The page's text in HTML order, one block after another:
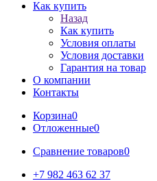
Как купить
Назад
Как купить
Условия оплаты
Условия доставки
Гарантия на товар
О компании
Контакты
Корзина0
Отложенные0
Сравнение товаров0
+7 982 463 62 37